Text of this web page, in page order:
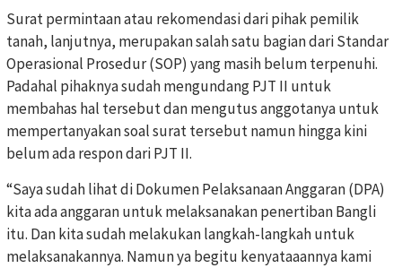
Surat permintaan atau rekomendasi dari pihak pemilik
tanah, lanjutnya, merupakan salah satu bagian dari Standar
Operasional Prosedur (SOP) yang masih belum terpenuhi.
Padahal pihaknya sudah mengundang PJT II untuk
membahas hal tersebut dan mengutus anggotanya untuk
mempertanyakan soal surat tersebut namun hingga kini
belum ada respon dari PJT II.
“Saya sudah lihat di Dokumen Pelaksanaan Anggaran (DPA)
kita ada anggaran untuk melaksanakan penertiban Bangli
itu. Dan kita sudah melakukan langkah-langkah untuk
melaksanakannya. Namun ya begitu kenyataaannya kami